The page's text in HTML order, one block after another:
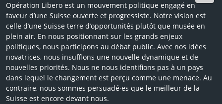
Opération Libero est un mouvement politique engagé en
faveur d’une Suisse ouverte et progressiste. Notre vision est
celle d’une Suisse terre d’opportunités plutôt que musée en
plein air. En nous positionnant sur les grands enjeux
politiques, nous participons au débat public. Avec nos idées
novatrices, nous insufflons une nouvelle dynamique et de
nouvelles priorités. Nous ne nous identifions pas à un pays
dans lequel le changement est perçu comme une menace. Au
contraire, nous sommes persuadé·es que le meilleur de la
Suisse est encore devant nous.